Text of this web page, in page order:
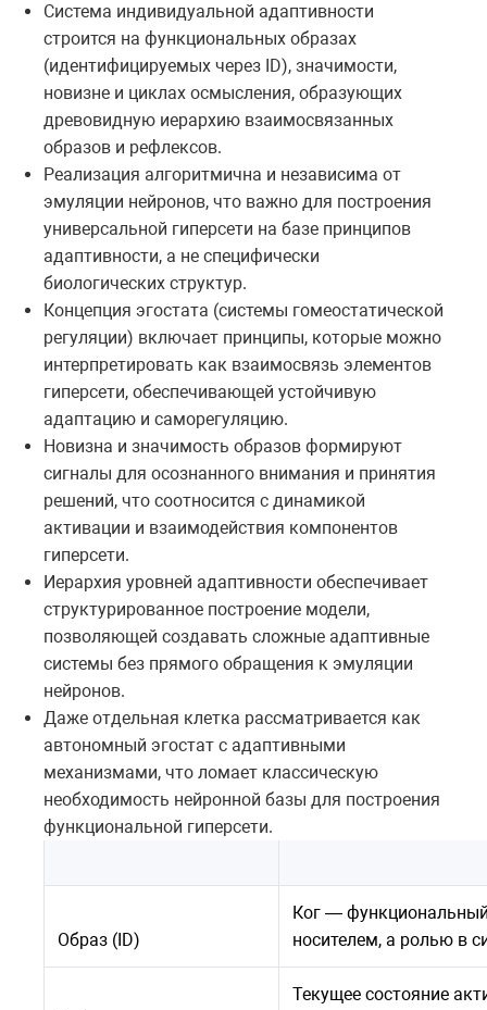
Система индивидуальной адаптивности
строится на функциональных образах
(идентифицируемых через ID), значимости,
новизне и циклах осмысления, образующих
древовидную иерархию взаимосвязанных
образов и рефлексов.
Реализация алгоритмична и независима от
эмуляции нейронов, что важно для построения
универсальной гиперсети на базе принципов
адаптивности, а не специфически
биологических структур.
Концепция эгостата (системы гомеостатической
регуляции) включает принципы, которые можно
интерпретировать как взаимосвязь элементов
гиперсети, обеспечивающей устойчивую
адаптацию и саморегуляцию.
Новизна и значимость образов формируют
сигналы для осознанного внимания и принятия
решений, что соотносится с динамикой
активации и взаимодействия компонентов
гиперсети.
Иерархия уровней адаптивности обеспечивает
структурированное построение модели,
позволяющей создавать сложные адаптивные
системы без прямого обращения к эмуляции
нейронов.
Даже отдельная клетка рассматривается как
автономный эгостат с адаптивными
механизмами, что ломает классическую
необходимость нейронной базы для построения
функциональной гиперсети.
Образ (ID)
Ког —
носителем, а ролью в
Текущее состояние